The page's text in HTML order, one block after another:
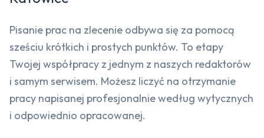
Pisanie prac na zlecenie odbywa się za pomocą
sześciu krótkich i prostych punktów. To etapy
Twojej współpracy z jednym z naszych redaktorów
i samym serwisem. Możesz liczyć na otrzymanie
pracy napisanej profesjonalnie według wytycznych
i odpowiednio opracowanej.